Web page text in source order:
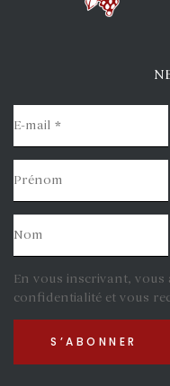
En vous inscrivant, vous
confidentialité et vous